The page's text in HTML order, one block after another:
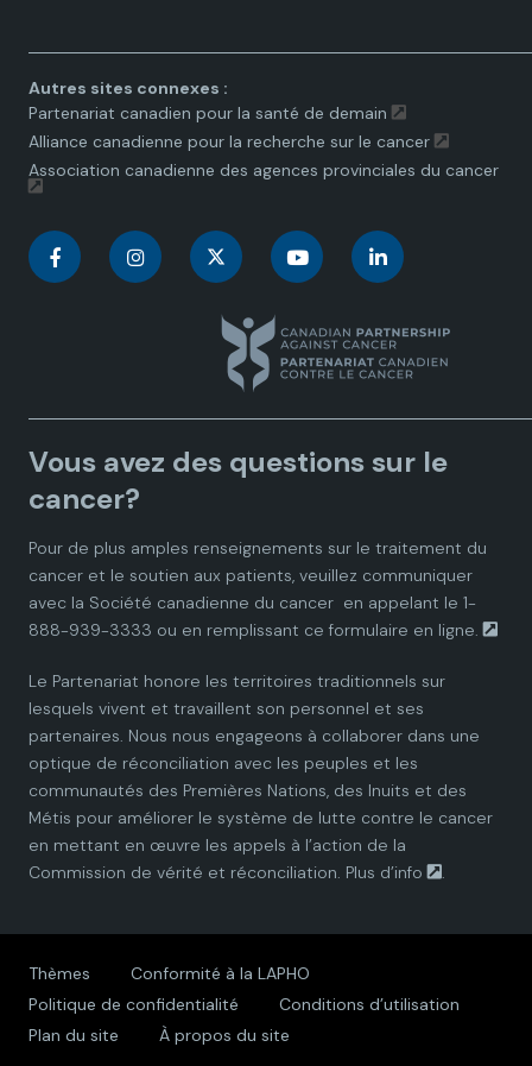
Autres sites connexes :
Partenariat canadien pour la santé de demain
Alliance canadienne pour la recherche sur le cancer
Association canadienne des agences provinciales du cancer
C
a
d
a
n
P
a
r
t
e
C
a
d
a
n
P
a
r
t
e
n
a
d
a
n
P
a
r
t
e
C
n
a
d
a
n
P
a
r
t
e
C
n
a
d
a
n
P
a
r
t
Vous avez des questions sur le
cancer?
Pour de plus amples renseignements sur le traitement du
cancer et le soutien aux patients, veuillez communiquer
avec la Société canadienne du cancer en appelant le 1-
888-939-3333 ou en remplissant ce formulaire en ligne.
Le Partenariat honore les territoires traditionnels sur
lesquels vivent et travaillent son personnel et ses
partenaires. Nous nous engageons à collaborer dans une
optique de réconciliation avec les peuples et les
communautés des Premières Nations, des Inuits et des
Métis pour améliorer le système de lutte contre le cancer
en mettant en œuvre les appels à l’action de la
Commission de vérité et réconciliation. Plus d’info .
Thèmes
Conformité à la LAPHO
Politique de confidentialité
Conditions d’utilisation
Plan du site
À propos du site